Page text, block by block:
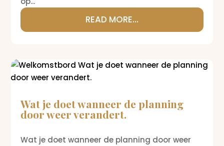
READ MORE...
Wat je doet wanneer de planning
door weer verandert.
Wat je doet wanneer de planning door weer